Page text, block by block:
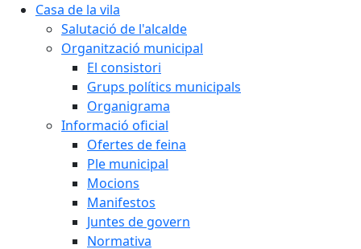
Casa de la vila
Salutació de l'alcalde
Organització municipal
El consistori
Grups polítics municipals
Organigrama
Informació oficial
Ofertes de feina
Ple municipal
Mocions
Manifestos
Juntes de govern
Normativa